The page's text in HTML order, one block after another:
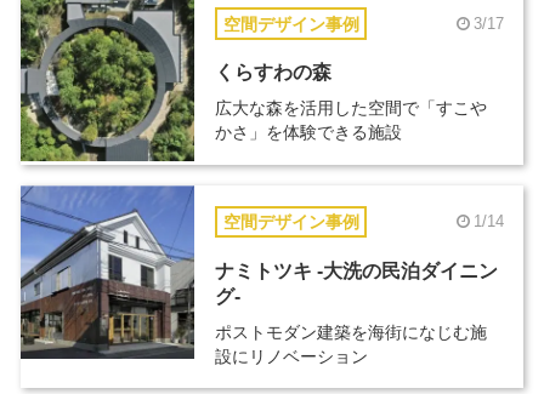
空間デザイン事例 3/17
くらすわの森
広大な森を活用した空間で「すこや
かさ」を体験できる施設
空間デザイン事例 1/14
ナミトツキ -大洗の民泊ダイニン
グ-
ポストモダン建築を海街になじむ施
設にリノベーション